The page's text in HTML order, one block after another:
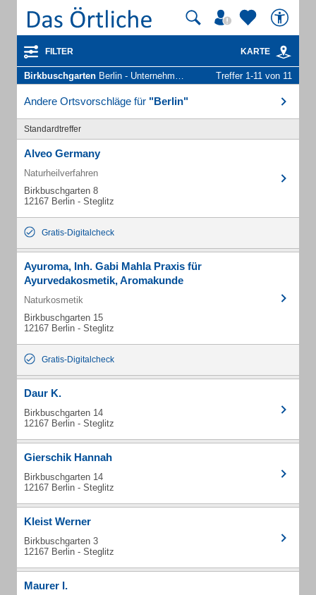
FILTER KARTE
Birkbuschgarten Berlin - Unternehmen und Personen Treffer 1-11 von 11
Andere Ortsvorschläge für "Berlin"
Standardtreffer
Alveo Germany
Naturheilverfahren
Birkbuschgarten 8
12167 Berlin - Steglitz
Gratis-Digitalcheck
Ayuroma, Inh. Gabi Mahla Praxis für
Ayurvedakosmetik, Aromakunde
Naturkosmetik
Birkbuschgarten 15
12167 Berlin - Steglitz
Gratis-Digitalcheck
Daur K.
Birkbuschgarten 14
12167 Berlin - Steglitz
Gierschik Hannah
Birkbuschgarten 14
12167 Berlin - Steglitz
Kleist Werner
Birkbuschgarten 3
12167 Berlin - Steglitz
Maurer I.